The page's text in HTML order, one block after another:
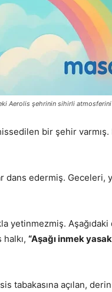
Aerolis şehrinin sihirli atmosferini
bir şehir varmış.
dans edermiş. Geceleri,
yetinmezmiş.
“Aşağı inmek
tabakasına açılan,